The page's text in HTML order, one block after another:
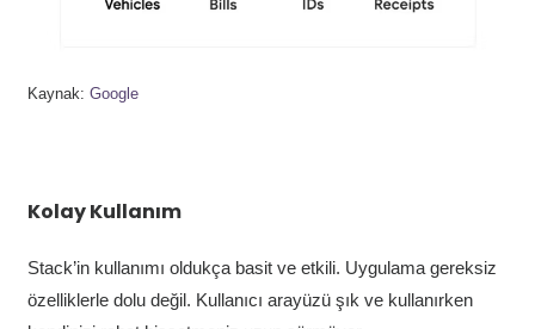
Kaynak: Google
Kolay Kullanım
Stack’in kullanımı oldukça basit ve etkili. Uygulama gereksiz
özelliklerle dolu değil. Kullanıcı arayüzü şık ve kullanırken